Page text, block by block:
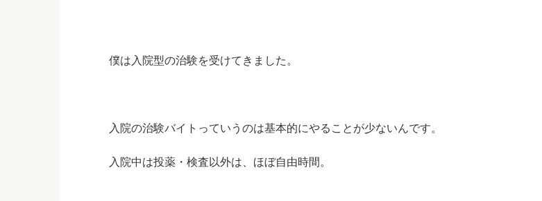
僕は入院型の治験を受けてきました。
入院の治験バイトっていうのは基本的にやることが少ないんです。
入院中は投薬・検査以外は、ほぼ自由時間。